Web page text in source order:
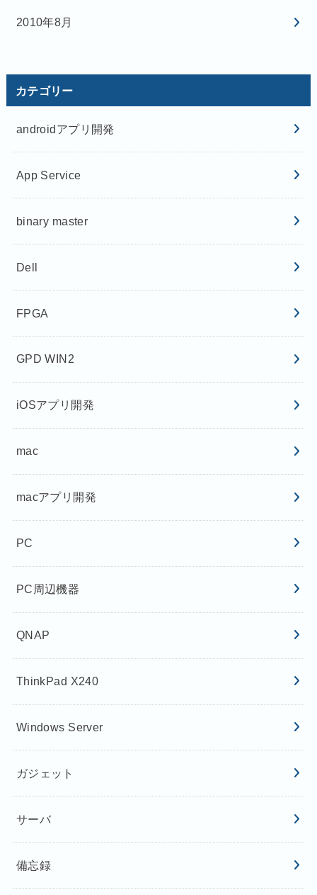
2010年8月
カテゴリー
androidアプリ開発
App Service
binary master
Dell
FPGA
GPD WIN2
iOSアプリ開発
mac
macアプリ開発
PC
PC周辺機器
QNAP
ThinkPad X240
Windows Server
ガジェット
サーバ
備忘録